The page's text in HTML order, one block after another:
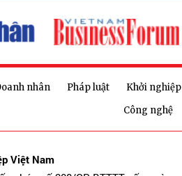
nhân Pháp luật Khởi nghiệp
Công nghệ
Việt Nam